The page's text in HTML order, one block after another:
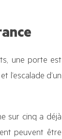
une porte est
l’escalade d’un
sur cinq a déjà
peuvent être